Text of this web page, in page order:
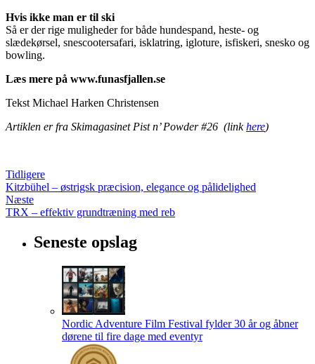
Hvis ikke man er til ski
Så er der rige muligheder for både hundespand, heste- og
slædekørsel, snescootersafari, isklatring, igloture, isfiskeri, snesko og
bowling.
Læs mere på www.funasfjallen.se
Tekst Michael Harken Christensen
Artiklen er fra Skimagasinet Pist n’ Powder #26 (linkhere)
Tidligere
Kitzbühel – østrigsk præcision, elegance og pålidelighed
Næste
TRX – effektiv grundtræning med reb
Seneste opslag
Nordic Adventure Film Festival fylder 30 år og åbner
dørene til fire dage med eventyr